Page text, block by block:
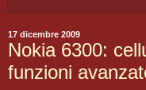
17 dicembre 2009
Nokia 6300:
funzioni